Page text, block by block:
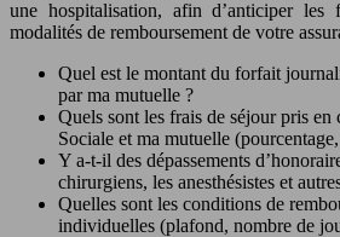
une hospitalisation, afin d’anticiper
modalités de remboursement de votre
Quel est le montant du forfait
par ma mutuelle ?
Quels sont les frais de séjour pris en
Sociale et ma mutuelle
Y a-t-il des dépassements
chirurgiens, les anesthésistes et
Quelles sont les conditions de
individuelles (plafond, nombre de